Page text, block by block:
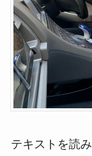
テキストを読